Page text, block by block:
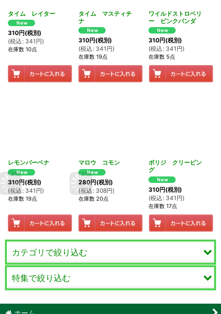
タイム レイター
310円(税別)
(税込 : 341 円)
在庫数 10点
タイム マスティチ
ナ
310円(税別)
(税込 : 341 円)
在庫数 19点
ワイルドストロベリ
ー ピンクパンダ
310円(税別)
(税込 : 341 円)
在庫数 5点
レモンバーベナ
310円(税別)
(税込 : 341 円)
在庫数 19点
マロウ コモン
280円(税別)
(税込 : 308円)
在庫数 20点
ボリジ クリーピン
グ
310円(税別)
(税込 : 341 円)
在庫数 17点
カテゴリで絞り込む
ハーブ Herb
セージ（サルビア） Salvia・Sage
特集で絞り込む